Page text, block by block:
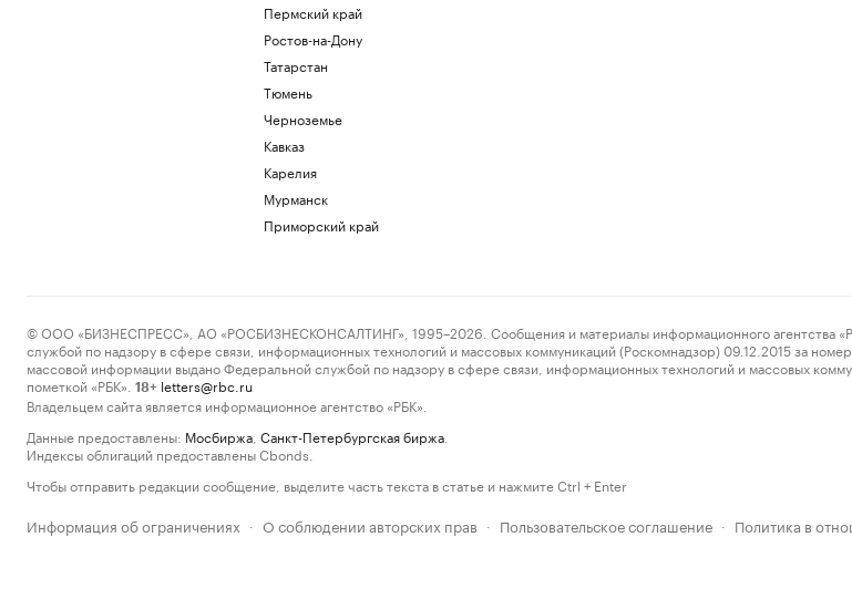
Пермский край
Ростов-на-Дону
Татарстан
Тюмень
Черноземье
Кавказ
Карелия
Мурманск
Приморский край
© ООО «БИЗНЕСПРЕСС», АО «РОСБИЗНЕСКОНСАЛТИНГ», 1995–2026. Сообщения и материалы информационного агентства
службой по надзору в сфере связи, информационных технологий и массовых коммуникаций (Роскомнадзор) 09.12.2015 за
массовой информации выдано Федеральной службой по надзору в сфере связи, информационных технологий и массовых
пометкой «РБК».
18+ letters@rbc.ru
Владельцем сайта является информационное агентство «РБК».
Данные предоставлены: Мосбиржа Санкт-Петербургская биржа
Индексы облигаций предоставлены Cbonds.
Чтобы отправить редакции сообщение, выделите часть текста в статье и нажмите Ctrl + Enter
Информация об ограничениях · О соблюдении авторских прав · Пользовательское соглашение · Политика в